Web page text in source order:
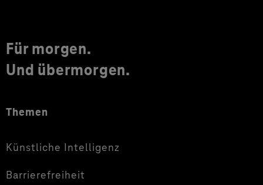
Für morgen.
Und übermorgen.
Themen
Künstliche Intelligenz
Barrierefreiheit